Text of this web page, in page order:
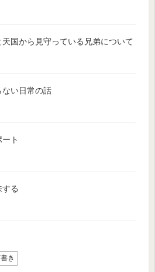
国から見守っている兄弟について
ない日常の話
ト
る
き